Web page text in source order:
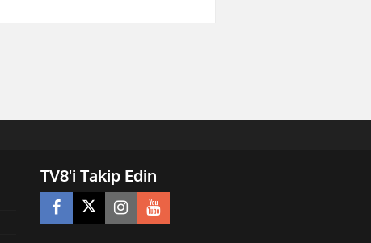
TV8'i Takip Edin